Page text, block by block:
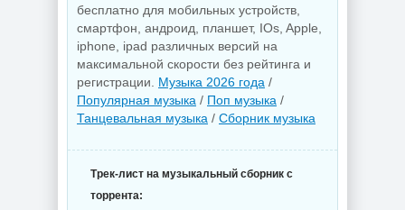
бесплатно для мобильных устройств,
смартфон, андроид, планшет, IOs, Apple,
iphone, ipad различных версий на
максимальной скорости без рейтинга и
регистрации. Музыка 2026 года /
Популярная музыка / Поп музыка /
Танцевальная музыка / Сборник музыка
Трек-лист на музыкальный сборник с
торрента: